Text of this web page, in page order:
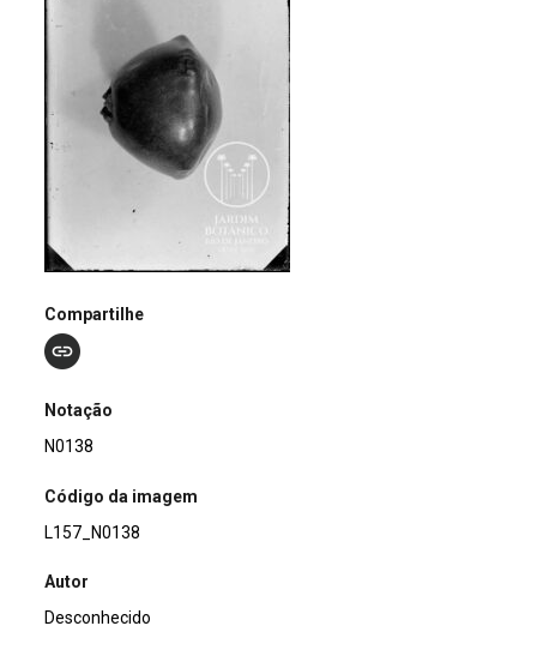
Compartilhe
Notação
N0138
Código da imagem
L157_N0138
Autor
Desconhecido